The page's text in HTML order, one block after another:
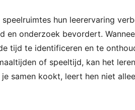
hun leerervaring
en onderzoek bevordert.
tijd te identificeren en te
of speeltijd, kan het
samen kookt, leert hen niet